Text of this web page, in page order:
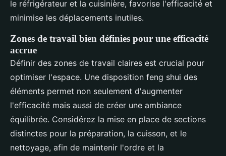
le réfrigérateur et la cuisinière, favorise l'efficacité et
minimise les déplacements inutiles.
Zones de travail bien définies pour une efficacité
accrue
Définir des zones de travail claires est crucial pour
optimiser l'espace. Une disposition feng shui des
éléments permet non seulement d'augmenter
l'efficacité mais aussi de créer une ambiance
équilibrée. Considérez la mise en place de sections
distinctes pour la préparation, la cuisson, et le
nettoyage, afin de maintenir l'ordre et la